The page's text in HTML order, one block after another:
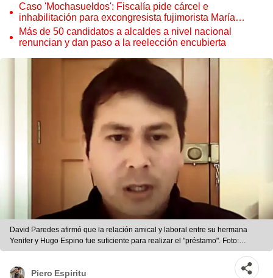
Caso 'Mochasueldos': Fiscalía pide cárcel e
inhabilitación para excongresista fujimorista María
Cordero Jon Tay
Más de 50 candidatos a alcaldes a nivel nacional
renuncian y dan paso a la reelección encubierta
David Paredes afirmó que la relación amical y laboral entre su hermana
Yenifer y Hugo Espino fue suficiente para realizar el "préstamo". Foto:
difusión
Piero Espiritu